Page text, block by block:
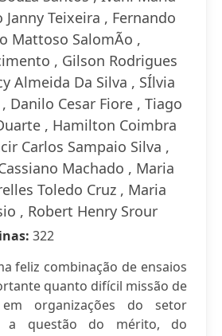
Teixeira , Fernando
Mattoso SalomÃo ,
, Gilson Rodrigues
Almeida Da Silva , SÍlvia
Danilo Cesar Fiore , Tiago
, Hamilton Coimbra
Carlos Sampaio Silva ,
Machado , Maria
Toledo Cruz , Maria
, Robert Henry Srour
322
feliz combinação de ensaios
quanto difícil missão de
organizações do setor
a questão do mérito, do